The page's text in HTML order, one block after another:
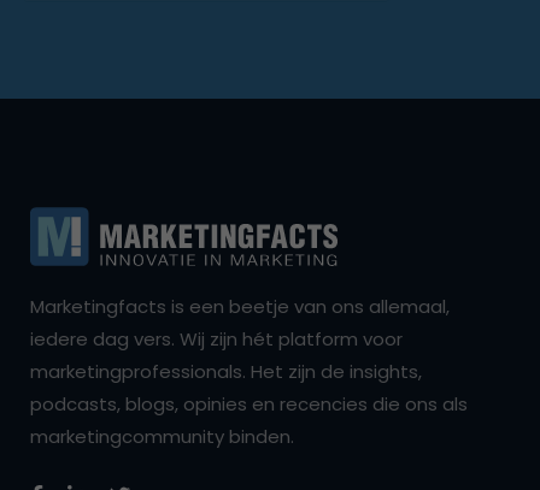
Marketingfacts is een beetje van ons allemaal,
iedere dag vers. Wij zijn hét platform voor
marketingprofessionals. Het zijn de insights,
podcasts, blogs, opinies en recencies die ons als
marketingcommunity binden.